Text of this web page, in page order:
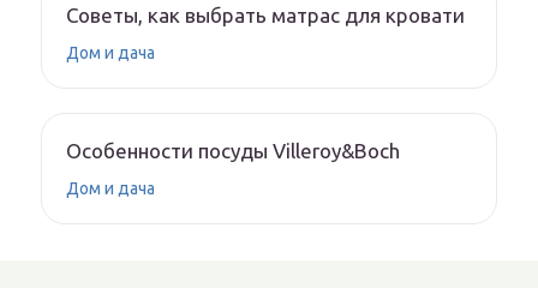
Советы, как выбрать матрас для кровати
Дом и дача
Особенности посуды Villeroy&Boch
Дом и дача